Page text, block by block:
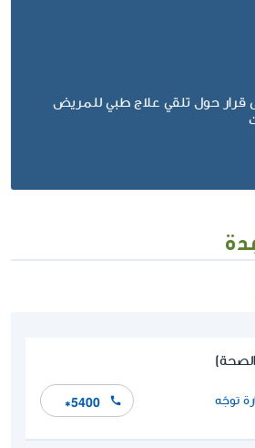
قرار حول تلقي علاج طبي للمريض
توجّه *5400